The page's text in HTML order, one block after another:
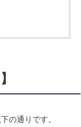
の通りです。